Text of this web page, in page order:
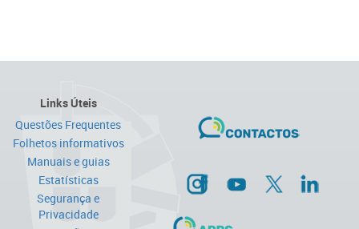
Links Úteis
Questões Frequentes
Folhetos informativos
Manuais e guias
Estatísticas
Segurança e
Privacidade